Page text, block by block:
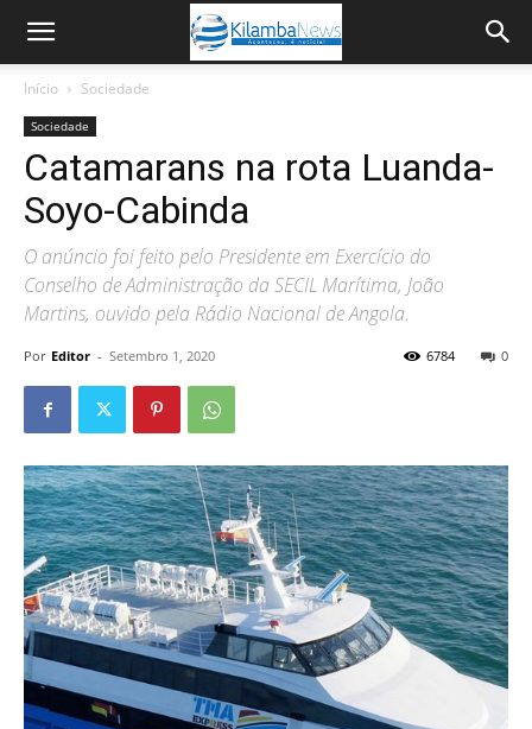
Início Sociedade
Sociedade
Catamarans na rota Luanda-
Soyo-Cabinda
O anúncio foi feito pelo Presidente em Exercício do
Conselho de Administração da SECIL Marítima, João
Martins, ouvido pela Rádio Nacional de Angola.
Por Editor - Setembro 1, 2020 0
6784